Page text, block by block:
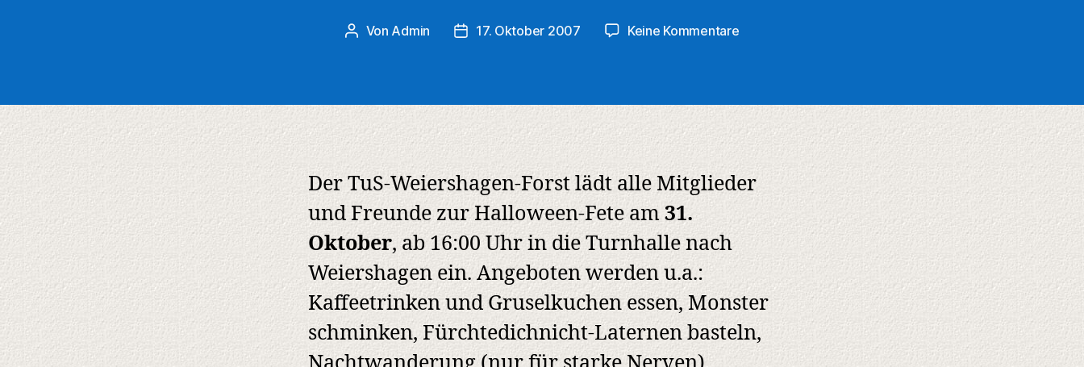
Beitragsautor
Von Admin Veröffentlichungsdatum
17. Oktober 2007 Keine Kommentarezu
08:
Halloween-
Fete
Der TuS-Weiershagen-Forst lädt alle Mitglieder
und Freunde zur Halloween-Fete am31.
Oktober, ab 16:00 Uhr in die Turnhalle nach
Weiershagen ein. Angeboten werden u.a.:
Kaffeetrinken und Gruselkuchen essen, Monster
schminken, Fürchtedichnicht-Laternen basteln,